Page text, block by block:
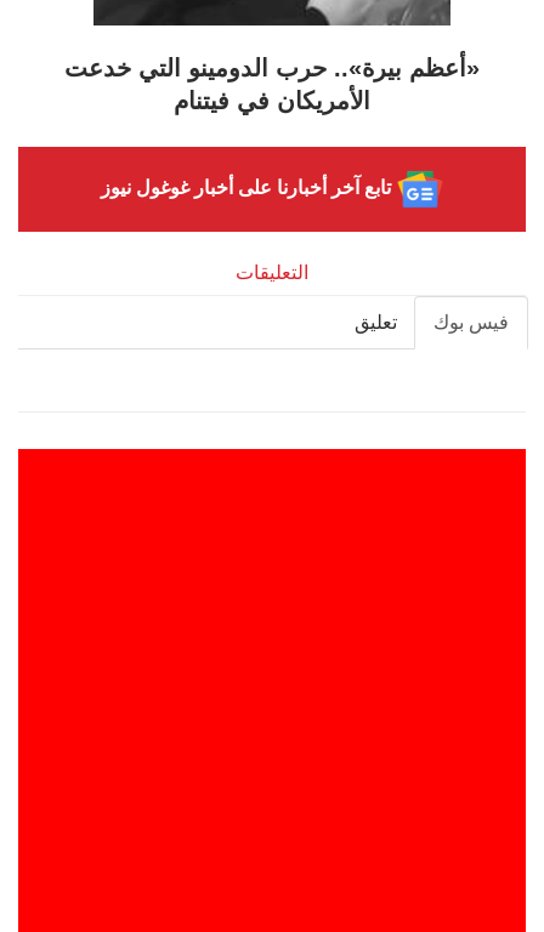
«أعظم بيرة».. حرب الدومينو التي خدعت
الأمريكان في فيتنام
تابع آخر أخبارنا على أخبار غوغول نيوز
التعليقات
فيس بوك تعليق